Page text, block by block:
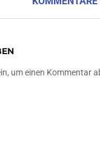
um einen Kommentar